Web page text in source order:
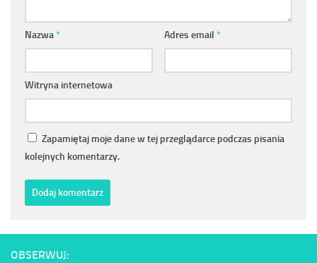
Nazwa* Adres email *
Witryna internetowa
Zapamiętaj moje dane w tej przeglądarce podczas pisania
kolejnych komentarzy.
OBSERWUJ: